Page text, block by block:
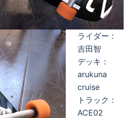
ライダー：
吉田智
デッキ：
arukuna
cruise
トラック：
ACE02